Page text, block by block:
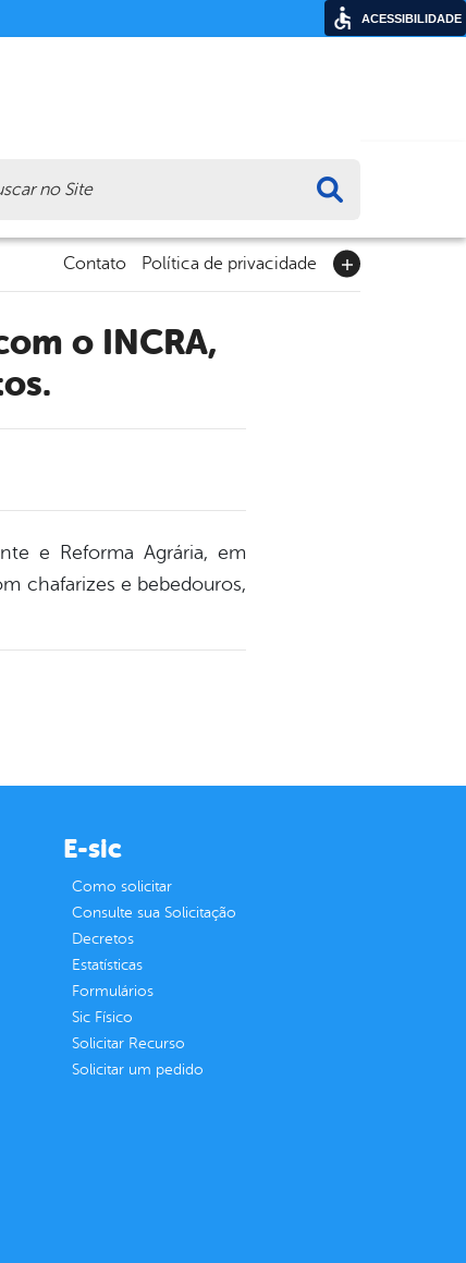
Contato Política de privacidade
e Reforma Agrária, em
chafarizes e bebedouros,
E-sic
Como solicitar
Consulte sua Solicitação
Decretos
Estatísticas
Formulários
Sic Físico
Solicitar Recurso
Solicitar um pedido
ACESSIBILIDADE